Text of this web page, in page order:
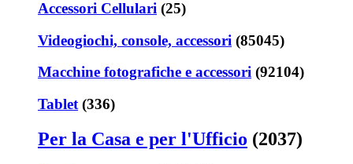
Accessori Cellulari (25)
Videogiochi, console, accessori (85045)
Macchine fotografiche e accessori (92104)
Tablet (336)
Per la Casa e per l'Ufficio (2037)